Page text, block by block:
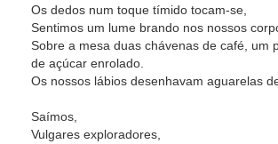
Os dedos num toque tímido tocam-se,
Sentimos um lume brando nos nossos
Sobre a mesa duas chávenas de café, um
de açúcar enrolado.
Os nossos lábios desenhavam aguarelas
Saímos,
Vulgares exploradores,